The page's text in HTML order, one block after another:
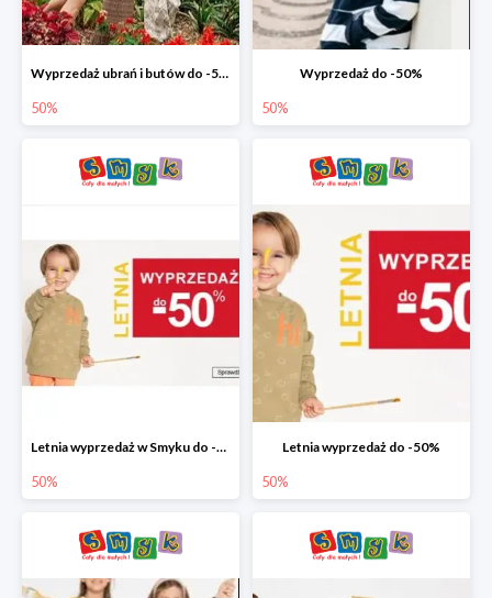
Wyprzedaż ubrań i butów do -50%
50%
Wyprzedaż do -50%
50%
Letnia wyprzedaż w Smyku do -50%
50%
Letnia wyprzedaż do -50%
50%